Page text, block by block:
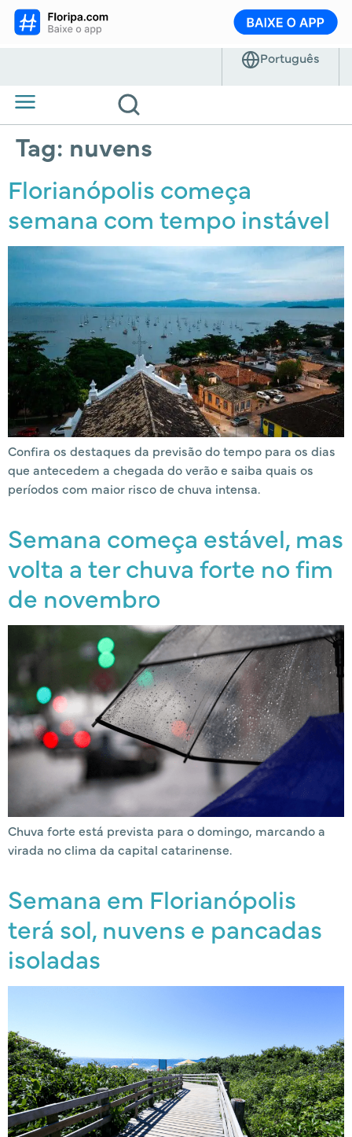
Tag: nuvens
Florianópolis começa
semana com tempo instável
Confira os destaques da previsão do tempo para os dias
que antecedem a chegada do verão e saiba quais os
períodos com maior risco de chuva intensa.
Semana começa estável, mas
volta a ter chuva forte no fim
de novembro
Chuva forte está prevista para o domingo, marcando a
virada no clima da capital catarinense.
Semana em Florianópolis
terá sol, nuvens e pancadas
isoladas